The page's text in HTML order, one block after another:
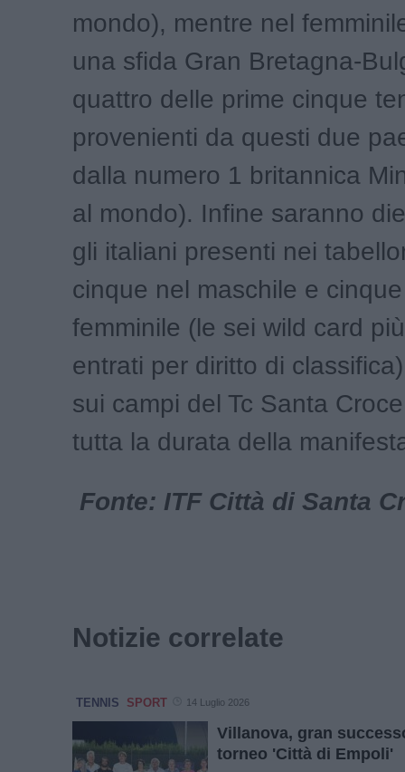
mondo), mentre nel
una sfida Gran Bretagna-
quattro delle prime cinque
provenienti da questi due
dalla numero 1 britannica
al mondo). Infine saranno
gli italiani presenti nei
cinque nel maschile e
femminile (le sei wild card
entrati per diritto di
sui campi del Tc Santa
tutta la durata della
Fonte: ITF Città di Santa
Notizie correlate
TENNIS SPORT 14 Luglio 2026
Villanova, gran
torneo 'Città di Empoli'